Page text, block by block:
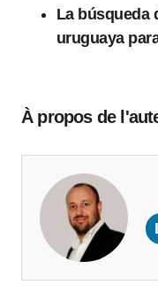
La búsqueda
uruguaya
À propos de